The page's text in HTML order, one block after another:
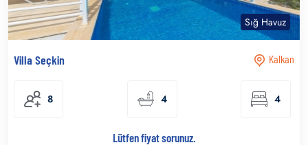
Sığ Havuz
Kalkan
Villa Seçkin
8 4 4
Lütfen fiyat sorunuz.